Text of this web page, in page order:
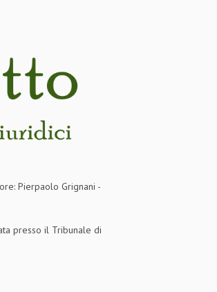
Pierpaolo Grignani -
presso il Tribunale di